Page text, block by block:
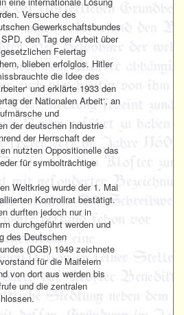
Versuche des
Gewerkschaftsbundes
den Tag der Arbeit über
Feiertag
blieben erfolglos. Hitler
die Idee des
und erklärte 1933 den
der Nationalen Arbeit‘, an
und
der deutschen Industrie
der Herrschaft der
nutzten Oppositionelle das
für symbolträchtige
Weltkrieg wurde der 1. Mai
Kontrollrat bestätigt.
durften jedoch nur in
durchgeführt werden und
des Deutschen
(DGB) 1949 zeichnete
für die Maifeiern
von dort aus werden bis
und die zentralen